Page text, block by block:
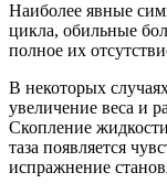
Наиболее явные
цикла, обильные
полное их
В некоторых
увеличение веса и
Скопление
таза появляется
испражнение